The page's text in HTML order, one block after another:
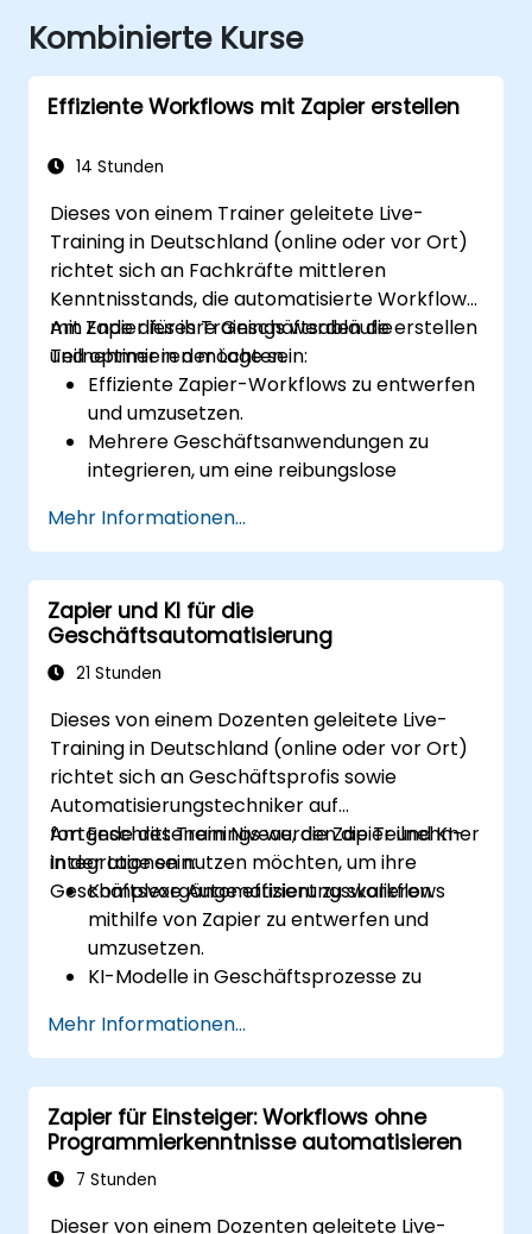
Kombinierte Kurse
Effiziente Workflows mit Zapier erstellen
14 Stunden
Dieses von einem Trainer geleitete Live-
Training in Deutschland (online oder vor Ort)
richtet sich an Fachkräfte mittleren
Kenntnisstands, die automatisierte Workflows
mit Zapier für ihre Geschäftsabläufe erstellen
und optimieren möchten.
Am Ende dieses Trainings werden die
Teilnehmer in der Lage sein:
Effiziente Zapier-Workflows zu entwerfen
und umzusetzen.
Mehrere Geschäftsanwendungen zu
integrieren, um eine reibungslose
Die Leistung von Zaps zu optimieren sowie
häufig auftretende Probleme zu beheben.
Workflow-Automatisierungen skalierbar
zu gestalten, um den Bedürfnissen des
Unternehmens gerecht zu werden.
Mehr Informationen...
Zapier und KI für die
Geschäftsautomatisierung
21 Stunden
Dieses von einem Dozenten geleitete Live-
Training in Deutschland (online oder vor Ort)
richtet sich an Geschäftsprofis sowie
Automatisierungstechniker auf
fortgeschrittenem Niveau, die Zapier und KI-
Integrationen nutzen möchten, um ihre
Geschäftsvorgänge effizient zu skalieren.
Am Ende des Trainings werden die Teilnehmer
in der Lage sein:
Komplexe Automatisierungsworkflows
mithilfe von Zapier zu entwerfen und
umzusetzen.
KI-Modelle in Geschäftsprozesse zu
gewinnen.
Vorgänge durch die Automatisierung von
Aufgaben auf mehreren Plattformen zu
optimieren.
Automatisierte Workflows zu überwachen
und Fehler zu beheben, um kontinuierliche
Mehr Informationen...
Zapier für Einsteiger: Workflows ohne
Programmierkenntnisse automatisieren
7 Stunden
Dieser von einem Dozenten geleitete Live-